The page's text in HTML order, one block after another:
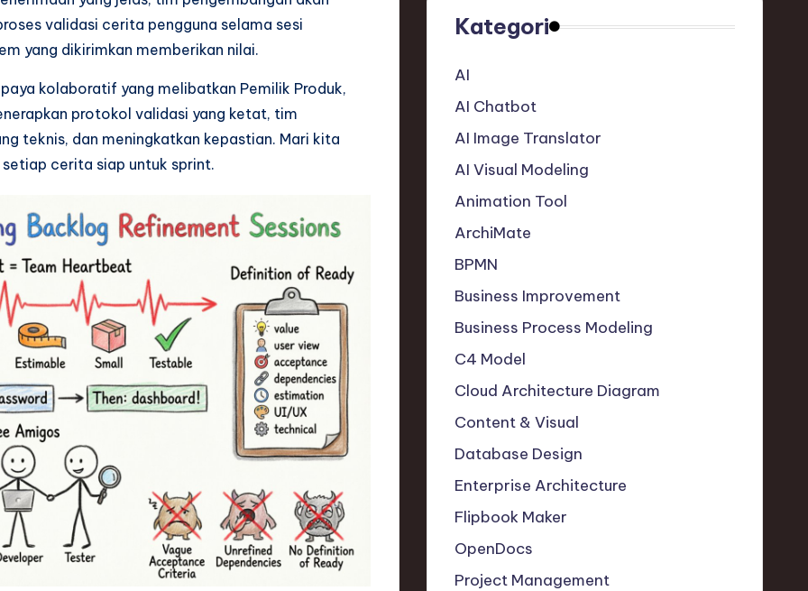
validasi cerita pengguna selama sesi
yang dikirimkan memberikan nilai.
kolaboratif yang melibatkan Pemilik Produk,
protokol validasi yang ketat, tim
teknis, dan meningkatkan kepastian. Mari kita
cerita siap untuk sprint.
Kategori
AI
AI Chatbot
AI Image Translator
AI Visual Modeling
Animation Tool
ArchiMate
BPMN
Business Improvement
Business Process Modeling
C4 Model
Cloud Architecture Diagram
Content & Visual
Database Design
Enterprise Architecture
Flipbook Maker
OpenDocs
Project Management